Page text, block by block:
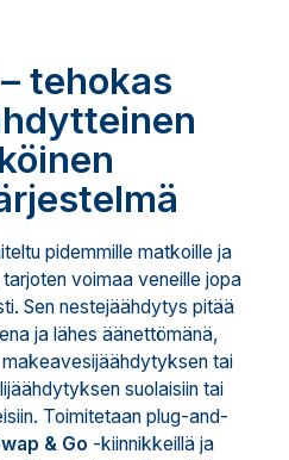
tehokas
pidemmille matkoille ja
voimaa veneille jopa
Sen nestejäähdytys pitää
ja lähes äänettömänä,
tai
suolaisiin tai
Toimitetaan plug-and-
& Go -kiinnikkeillä ja